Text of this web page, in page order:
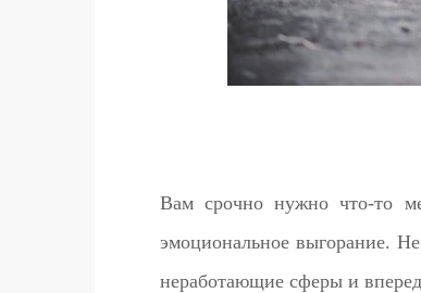
Вам срочно нужно что-то
эмоциональное выгорание.
неработающие сферы и